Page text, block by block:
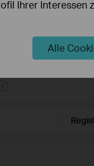
Ihrer Interessen
Alle